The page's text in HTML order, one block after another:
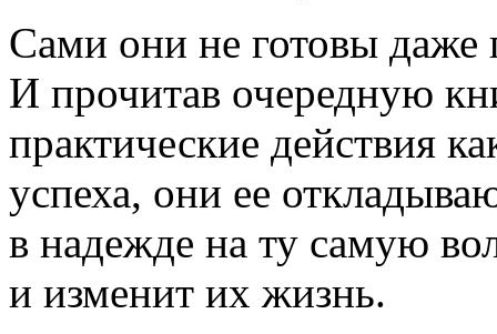
Сами они не готовы даже
И прочитав очередную
практические действия
успеха, они ее
в надежде на ту самую
и изменит их жизнь.